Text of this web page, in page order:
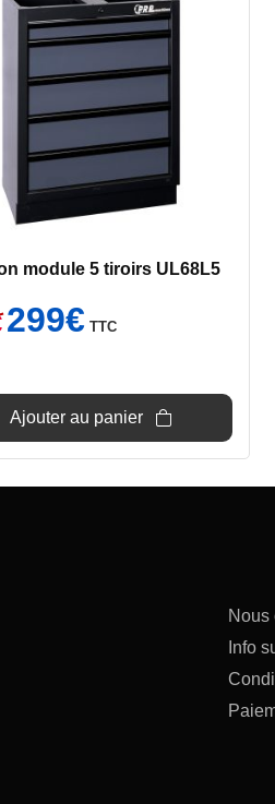
module 5 tiroirs UL68L5
Le
prix
319€.
299€prix
299€.
TTC
Ajouter au panier
Nous
Info